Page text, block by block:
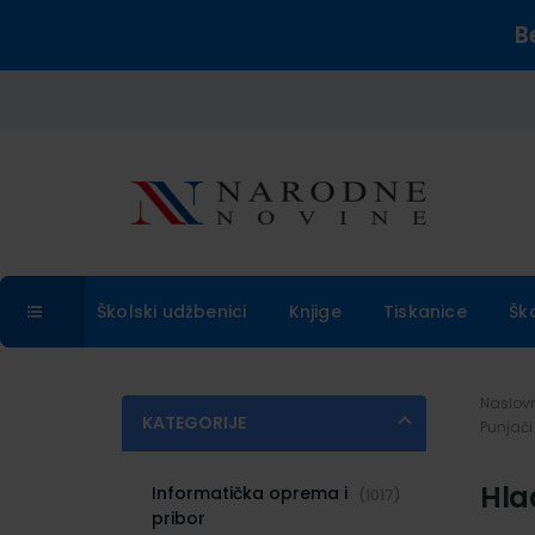
Školski udžbenici Knjige Tiskanice
KATEGORIJE
Informatička oprema i
pribor
(1017)